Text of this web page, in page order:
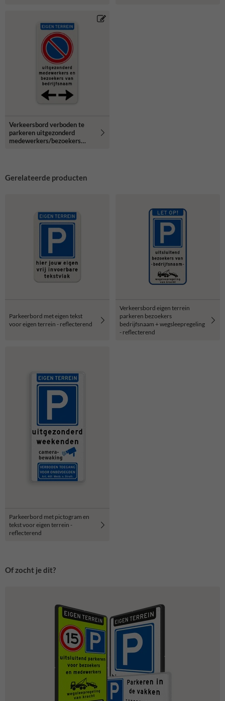
Verkeersbord verboden te
parkeren uitgezonderd
medewerkers/bezoekers
Gerelateerde producten
Parkeerbord met eigen tekst
voor eigen terrein - reflecterend
Verkeersbord eigen terrein
parkeren bezoekers
bedrijfsnaam + wegsleepregeling
- reflecterend
Parkeerbord met pictogram en
tekst voor eigen terrein -
reflecterend
Of zocht je dit?